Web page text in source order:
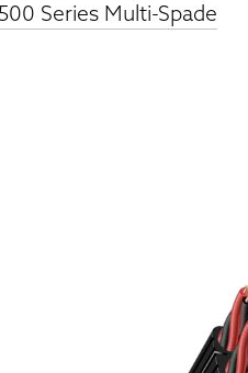
Series Multi-Spade